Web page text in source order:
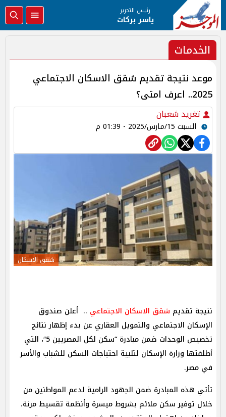
رئيس التحرير
ياسر بركات
الخدمات
موعد نتيجة تقديم شقق الاسكان الاجتماعي
2025.. اعرف امتى؟
تغريد شعبان
السبت 15/مارس/2025 - 01:39 م
شقق الاسكان
نتيجة تقديم شقق الاسكان الاجتماعي .. أعلن صندوق
الإسكان الاجتماعي والتمويل العقاري عن بدء إظهار نتائج
تخصيص الوحدات ضمن مبادرة “سكن لكل المصريين 5″، التي
أطلقتها وزارة الإسكان لتلبية احتياجات السكن للشباب والأسر
في مصر.
تأتي هذه المبادرة ضمن الجهود الرامية لدعم المواطنين من
خلال توفير سكن ملائم بشروط ميسرة وأنظمة تقسيط مرنة،